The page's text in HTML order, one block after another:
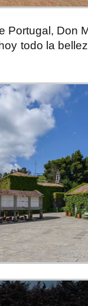
Portugal, Don
todo la